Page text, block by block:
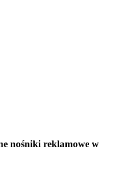
nośniki reklamowe w